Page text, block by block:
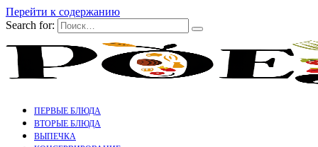
Перейти к содержанию
Search for:
ПЕРВЫЕ БЛЮДА
ВТОРЫЕ БЛЮДА
ВЫПЕЧКА